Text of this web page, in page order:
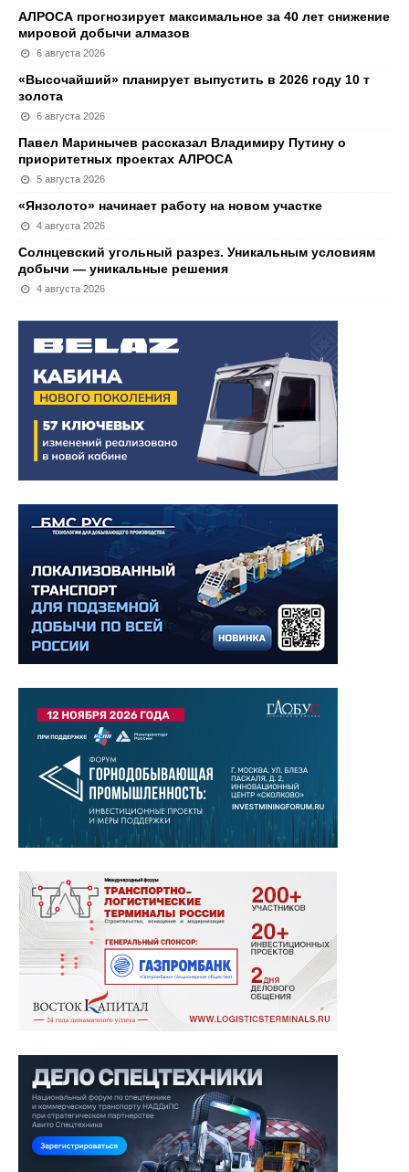
АЛРОСА прогнозирует максимальное за 40 лет снижение
мировой добычи алмазов
6 августа 2026
«Высочайший» планирует выпустить в 2026 году 10 т
золота
6 августа 2026
Павел Маринычев рассказал Владимиру Путину о
приоритетных проектах АЛРОСА
5 августа 2026
«Янзолото» начинает работу на новом участке
4 августа 2026
Солнцевский угольный разрез. Уникальным условиям
добычи — уникальные решения
4 августа 2026